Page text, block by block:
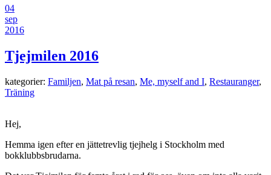
04
sep
2016
Tjejmilen 2016
kategorier: Familjen, Mat på resan, Me, myself and I, Restauranger,
Träning
Hej,
Hemma igen efter en jättetrevlig tjejhelg i Stockholm med
bokklubbsbrudarna.